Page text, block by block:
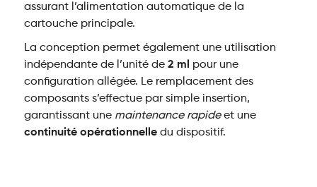
assurant l’alimentation automatique de la
cartouche principale.
La conception permet également une utilisation
indépendante de l’unité de 2 ml
pour une
configuration allégée. Le remplacement des
composants s’effectue par simple insertion,
garantissant une maintenance rapideet une
continuité opérationnelledu dispositif.